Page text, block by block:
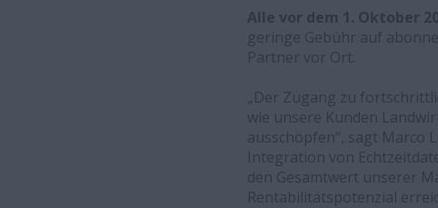
Alle vor dem 1. Oktober
geringe Gebühr auf
Partner vor Ort.
„Der Zugang zu
wie unsere Kunden
ausschöpfen“, sagt Marco
Integration von
den Gesamtwert unserer
Rentabilitätspotenzial